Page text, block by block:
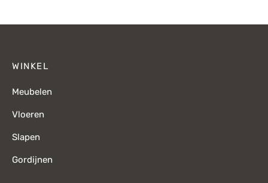
WINKEL
Meubelen
Vloeren
Slapen
Gordijnen